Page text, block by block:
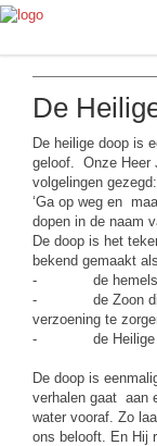
De
De heilige doop is
geloof. Onze Heer
volgelingen gezegd:
‘Ga op weg en
dopen in de naam
De doop is het
bekend gemaakt als
- de hemelse
- de Zoon die
verzoening te
- de Heilige
De doop is
verhalen gaat aan
water vooraf. Zo
ons belooft. En Hij